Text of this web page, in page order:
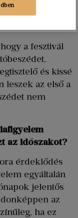
vár ettől a
a fesztivál
és kissé
leszek az első a
nem
az időszakot?
érdeklődés
egyáltalán
jelentős
az
ha ez